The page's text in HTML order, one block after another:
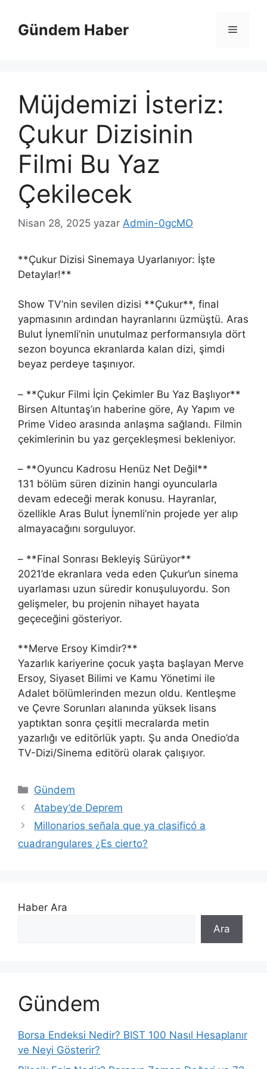
Gündem Haber Menü
Müjdemizi İsteriz:
Çukur Dizisinin
Filmi Bu Yaz
Çekilecek
Nisan 28, 2025 yazar Admin-0gcMO
**Çukur Dizisi Sinemaya Uyarlanıyor: İşte
Detaylar!**
Show TV’nin sevilen dizisi **Çukur**, final
yapmasının ardından hayranlarını üzmüştü. Aras
Bulut İynemli’nin unutulmaz performansıyla dört
sezon boyunca ekranlarda kalan dizi, şimdi
beyaz perdeye taşınıyor.
– **Çukur Filmi İçin Çekimler Bu Yaz Başlıyor**
Birsen Altuntaş’ın haberine göre, Ay Yapım ve
Prime Video arasında anlaşma sağlandı. Filmin
çekimlerinin bu yaz gerçekleşmesi bekleniyor.
– **Oyuncu Kadrosu Henüz Net Değil**
131 bölüm süren dizinin hangi oyuncularla
devam edeceği merak konusu. Hayranlar,
özellikle Aras Bulut İynemli’nin projede yer alıp
almayacağını sorguluyor.
– **Final Sonrası Bekleyiş Sürüyor**
2021’de ekranlara veda eden Çukur’un sinema
uyarlaması uzun süredir konuşuluyordu. Son
gelişmeler, bu projenin nihayet hayata
geçeceğini gösteriyor.
**Merve Ersoy Kimdir?**
Yazarlık kariyerine çocuk yaşta başlayan Merve
Ersoy, Siyaset Bilimi ve Kamu Yönetimi ile
Adalet bölümlerinden mezun oldu. Kentleşme
ve Çevre Sorunları alanında yüksek lisans
yaptıktan sonra çeşitli mecralarda metin
yazarlığı ve editörlük yaptı. Şu anda Onedio’da
TV-Dizi/Sinema editörü olarak çalışıyor.
Kategoriler
Gündem
Atabey’de Deprem
Millonarios señala que ya clasificó a
cuadrangulares ¿Es cierto?
Haber Ara
Ara
Gündem
Borsa Endeksi Nedir? BIST 100 Nasıl Hesaplanır
ve Neyi Gösterir?